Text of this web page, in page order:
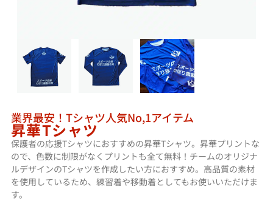
業界最安！Tシャツ人気No,1アイテム
昇華Tシャツ
保護者の応援Tシャツにおすすめの昇華Tシャツ。昇華プリントな
ので、色数に制限がなくプリントも全て無料！チームのオリジナ
ルデザインのTシャツを作成したい方におすすめ。高品質の素材
を使用しているため、練習着や移動着としてもお使いいただけま
す。